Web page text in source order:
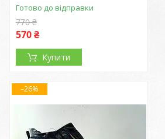
Готово до відправки
770 ₴
570 ₴
Купити
–26%